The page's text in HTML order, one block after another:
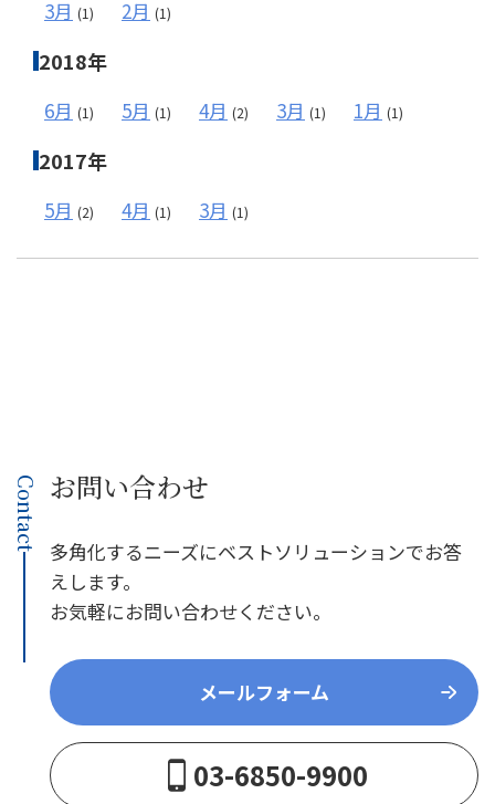
3月 (1) 2月 (1)
2018年
6月 (1) 5月 (1) 4月 (2) 3月 (1) 1月 (1)
2017年
5月 (2) 4月 (1) 3月 (1)
お問い合わせ
Contact
多角化するニーズにベストソリューションでお答
えします。
お気軽にお問い合わせください。
メールフォーム
03-6850-9900